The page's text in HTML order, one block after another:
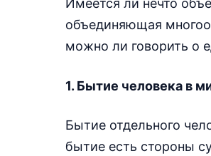
Имеется ли нечто
объединяющая
можно ли говорить о
1. Бытие человека в
Бытие отдельного
бытие есть стороны